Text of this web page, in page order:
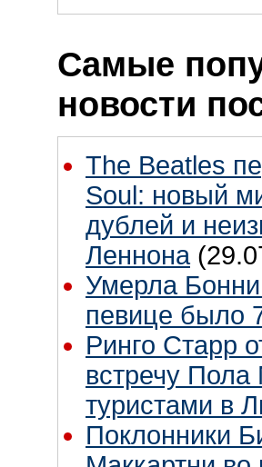
Самые
новости
The Beatles
Soul: новый
дублей и
Леннона
Умерла
певице было
Ринго Старр
встречу Пола
туристами в
Поклонники